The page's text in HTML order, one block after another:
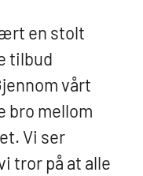
en stolt
tilbud
vårt
bro mellom
Vi ser
tror på at alle